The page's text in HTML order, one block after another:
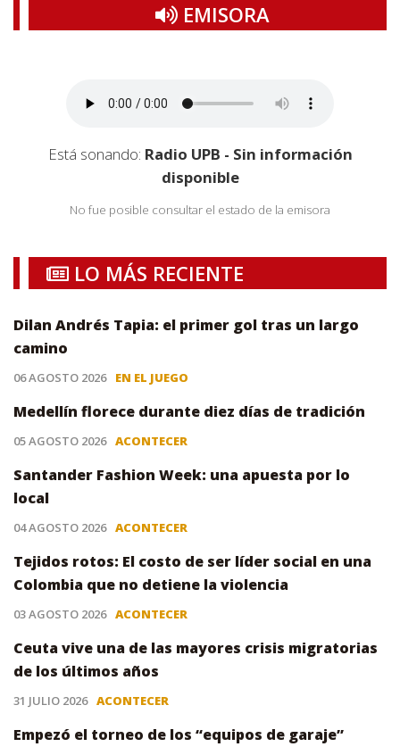
EMISORA
Está sonando: Radio UPB - Sin información
disponible
No fue posible consultar el estado de la emisora
LO MÁS RECIENTE
Dilan Andrés Tapia: el primer gol tras un largo
camino
06 AGOSTO 2026 EN EL JUEGO
Medellín florece durante diez días de tradición
05 AGOSTO 2026 ACONTECER
Santander Fashion Week: una apuesta por lo
local
04 AGOSTO 2026 ACONTECER
Tejidos rotos: El costo de ser líder social en una
Colombia que no detiene la violencia
03 AGOSTO 2026 ACONTECER
Ceuta vive una de las mayores crisis migratorias
de los últimos años
31 JULIO 2026 ACONTECER
Empezó el torneo de los “equipos de garaje”